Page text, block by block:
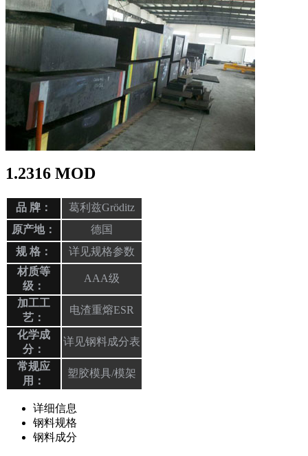
1.2316 MOD
品 牌：
葛利兹Gröditz
原产地：
德国
规 格：
详见规格参数
材质等
级：
AAA级
加工工
艺：
电渣重熔ESR
化学成
分：
详见钢料成分表
常规应
用：
塑胶模具/模架
详细信息
钢料规格
钢料成分